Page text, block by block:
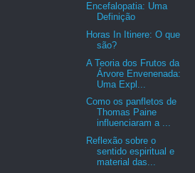
Encefalopatia: Uma
Definição
Horas In Itinere: O que
são?
A Teoria dos Frutos da
Árvore Envenenada:
Uma Expl...
Como os panfletos de
Thomas Paine
influenciaram a ...
Reflexão sobre o
sentido espiritual e
material das...